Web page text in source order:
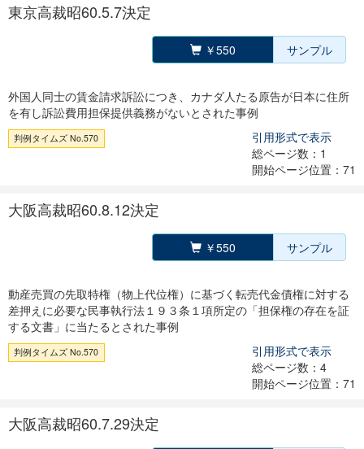
東京高裁昭60.5.7決定
￥550 サンプル
外国人同士の賃金請求訴訟につき、カナダ人たる原告が日本に住所
を有し訴訟費用担保提供義務がないとされた事例
判例タイムズ No.570
引用形式で表示
総ページ数：1
開始ページ位置：71
大阪高裁昭60.8.12決定
￥550 サンプル
動産売買の先取特権（物上代位権）に基づく転売代金債権に対する
差押えに必要な民事執行法１９３条１項所定の「担保権の存在を証
する文書」に当たるとされた事例
判例タイムズ No.570
引用形式で表示
総ページ数：4
開始ページ位置：71
大阪高裁昭60.7.29決定